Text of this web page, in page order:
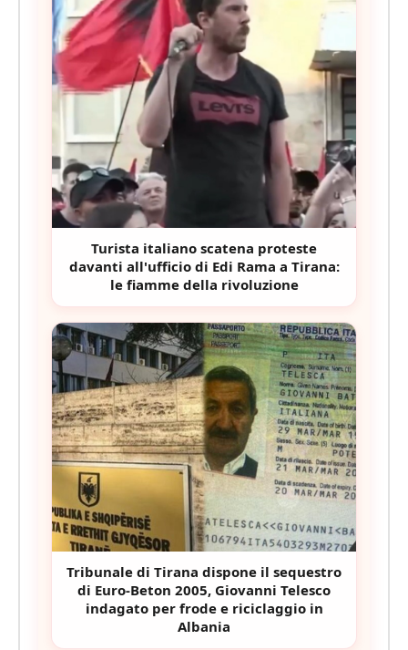
Turista italiano scatena proteste
davanti all'ufficio di Edi Rama a Tirana:
le fiamme della rivoluzione
Tribunale di Tirana dispone il sequestro
di Euro-Beton 2005, Giovanni Telesco
indagato per frode e riciclaggio in
Albania